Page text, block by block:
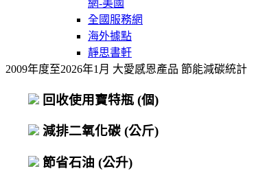
網-美國
全國服務網
海外據點
靜思書軒
2009年度至2026年1月 大愛感恩產品 節能減碳統計
回收使用寶特瓶 (個)
減排二氧化碳 (公斤)
節省石油 (公升)